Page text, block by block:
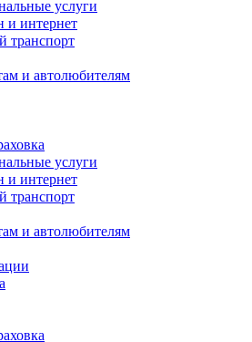
услуги
и интернет
и автолюбителям
услуги
и интернет
и автолюбителям